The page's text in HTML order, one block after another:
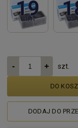
szt.
DO
DODAJ DO